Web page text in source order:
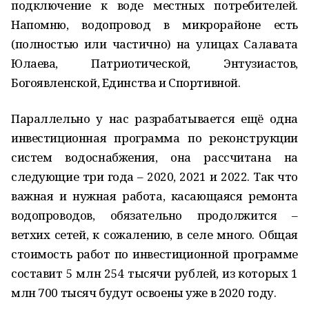
подключение к воде местных потребителей.
Напомню, водопровод в микрорайоне есть
(полностью или частично) на улицах Салавата
Юлаева, Патриотической, Энтузиастов,
Богоявленской, Единства и Спортивной.
Параллельно у нас разрабатывается ещё одна
инвестиционная программа по реконструкции
систем водоснабжения, она рассчитана на
следующие три года – 2020, 2021 и 2022. Так что
важная и нужная работа, касающаяся ремонта
водопроводов, обязательно продолжится –
ветхих сетей, к сожалению, в селе много. Общая
стоимость работ по инвестиционной программе
составит 5 млн 254 тысячи рублей, из которых 1
млн 700 тысяч будут освоены уже в 2020 году.